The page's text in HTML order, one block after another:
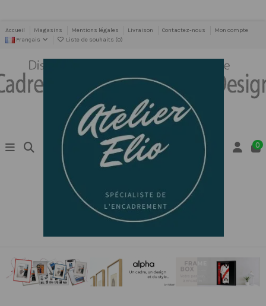
Accueil Magasins Mentions légales Livraison Contactez-nous
Mon compte
Français
Liste de souhaits (0)
0